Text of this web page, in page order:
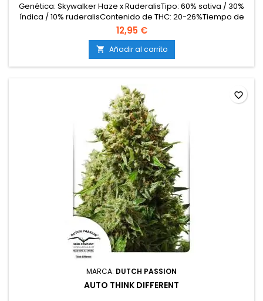
Genética: Skywalker Haze x RuderalisTipo: 60% sativa / 30%
índica / 10% ruderalisContenido de THC: 20-26%Tiempo de
floración / ciclo completo: 11-12 semanas desde
germinaciónProducción en interior: 500-600 g/m²Producción
en exterior: 100-200 g/plantaAltura: 100-130 cm en interior;
hasta 170 cm en exteriorAromas y sabores: Intensos y...
12,95 €
 Añadir al carrito
MARCA: DUTCH PASSION
AUTO THINK DIFFERENT
favorite_border